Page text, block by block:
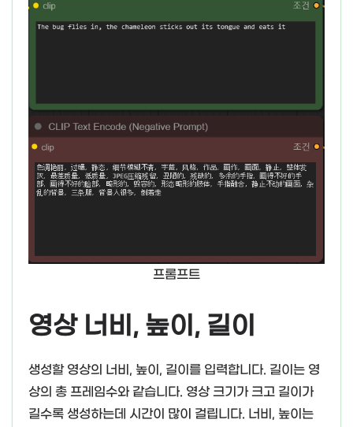
프롬프트
영상 너비, 높이, 길이
생성할 영상의 너비, 높이, 길이를 입력합니다. 길이는 영
상의 총 프레임수와 같습니다. 영상 크기가 크고 길이가
길수록 생성하는데 시간이 많이 걸립니다. 너비, 높이는